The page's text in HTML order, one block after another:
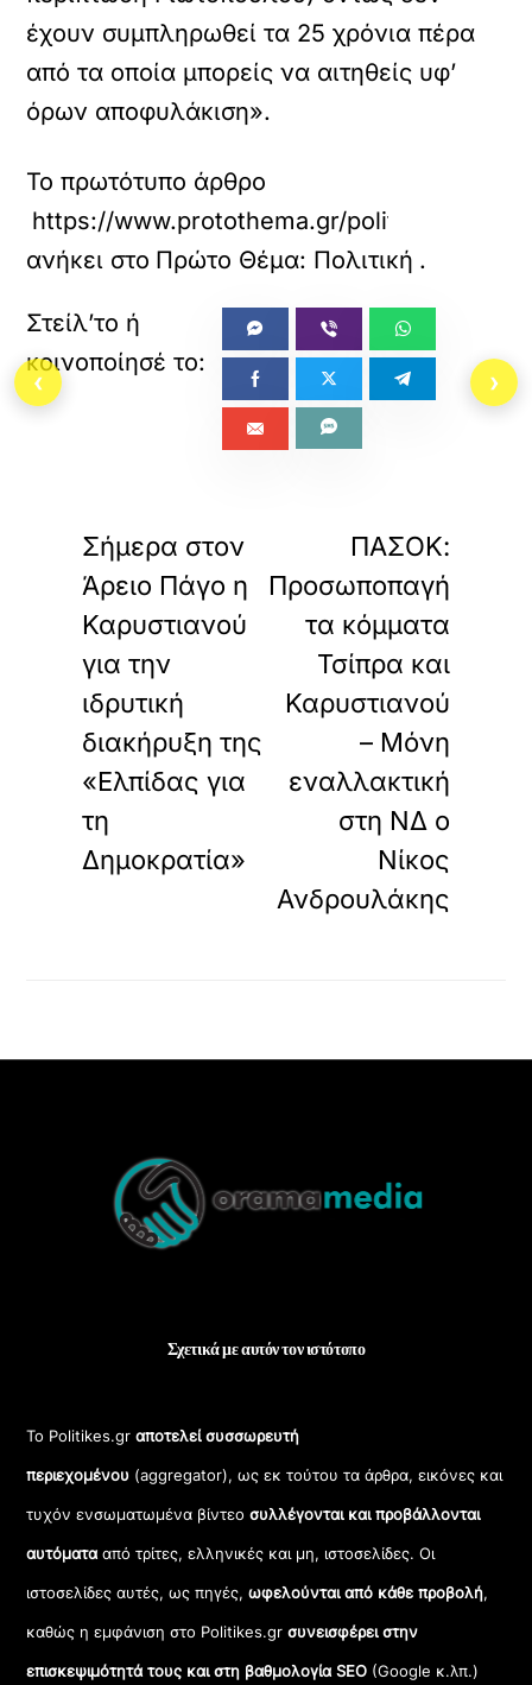
έχουν συμπληρωθεί τα 25 χρόνια πέρα
από τα οποία μπορείς να αιτηθείς υφ’
όρων αποφυλάκιση».
Το πρωτότυπο άρθρο
https://www.protothema.gr/politics/article/
ανήκει στο Πρώτο Θέμα: Πολιτική .
Σήμερα στον
Άρειο Πάγο η
Καρυστιανού
για την
ιδρυτική
διακήρυξη της
«Ελπίδας για
τη
Δημοκρατία»
ΠΑΣΟΚ:
Προσωποπαγή
τα κόμματα
Τσίπρα και
Καρυστιανού
– Μόνη
εναλλακτική
στη ΝΔ ο
Νίκος
Ανδρουλάκης
Top
Σχετικά με αυτόν τον ιστότοπο
Το Politikes.grαποτελεί συσσωρευτή
περιεχομένου (aggregator), ως εκ τούτου τα άρθρα, εικόνες και
τυχόν ενσωματωμένα βίντεοσυλλέγονται και προβάλλονται
αυτόματααπό τρίτες, ελληνικές και μη, ιστοσελίδες. Οι
ιστοσελίδες αυτές, ως πηγές,ωφελούνται από κάθε προβολή,
καθώς η εμφάνιση στο Politikes.gr συνεισφέρει στην
επισκεψιμότητά τους και στη βαθμολογία SEO (Google κ.λπ.)
‹ ›